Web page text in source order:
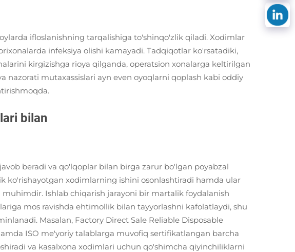
ifloslanishning tarqalishiga to'shinqo'zlik qiladi. Xodimlar
infeksiya olishi kamayadi. Tadqiqotlar ko'rsatadiki,
kirgizishga rioya qilganda, operatsion xonalarga keltirilgan
mutaxassislari ayn even oyoqlarni qoplash kabi oddiy
bilan
beradi va qo'lqoplar bilan birga zarur bo'lgan poyabzal
ko'rishayotgan xodimlarning ishini osonlashtiradi hamda ular
Ishlab chiqarish jarayoni bir martalik foydalanish
mos ravishda ehtimollik bilan tayyorlashni kafolatlaydi, shu
Masalan, Factory Direct Sale Reliable Disposable
ISO me'yoriy talablarga muvofiq sertifikatlangan barcha
va kasalxona xodimlari uchun qo'shimcha qiyinchiliklarni